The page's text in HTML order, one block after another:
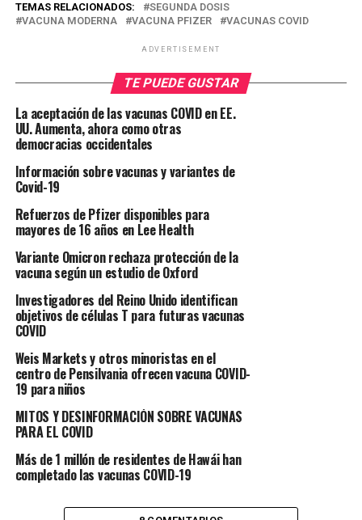
TEMAS RELACIONADOS:
SEGUNDA DOSIS
VACUNA MODERNA
VACUNA PFIZER VACUNAS COVID
ADVERTISEMENT
TE PUEDE GUSTAR
La aceptación de las vacunas COVID en EE.
UU. Aumenta, ahora como otras
democracias occidentales
Información sobre vacunas y variantes de
Covid-19
Refuerzos de Pfizer disponibles para
mayores de 16 años en Lee Health
Variante Omicron rechaza protección de la
vacuna según un estudio de Oxford
Investigadores del Reino Unido identifican
objetivos de células T para futuras vacunas
COVID
Weis Markets y otros minoristas en el
centro de Pensilvania ofrecen vacuna COVID-
19 para niños
MITOS Y DESINFORMACIÓN SOBRE VACUNAS
PARA EL COVID
Más de 1 millón de residentes de Hawái han
completado las vacunas COVID-19